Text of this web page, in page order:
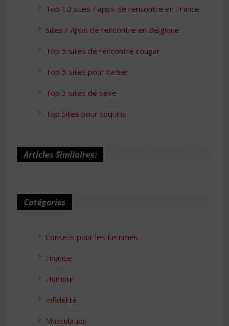
Top 10 sites / apps de rencontre en France
Sites / Apps de rencontre en Belgique
Top 5 sites de rencontre cougar
Top 5 sites pour baiser
Top 3 sites de sexe
Top Sites pour coquins
Articles Similaires:
Catégories
Conseils pour les Femmes
Finance
Humour
Infidélité
Musculation